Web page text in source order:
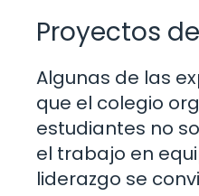
Proyectos
Algunas de las
que el colegio
estudiantes no
el trabajo en
liderazgo se